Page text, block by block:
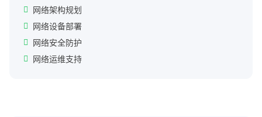
网络架构规划
网络设备部署
网络安全防护
网络运维支持